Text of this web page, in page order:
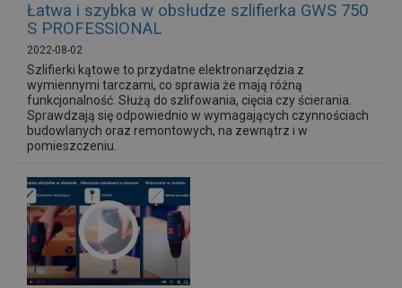
Łatwa i szybka w obsłudze szlifierka GWS 750
S PROFESSIONAL
2022-08-02
Szlifierki kątowe to przydatne elektronarzędzia z
wymiennymi tarczami, co sprawia że mają różną
funkcjonalność. Służą do szlifowania, cięcia czy ścierania.
Sprawdzają się odpowiednio w wymagających czynnościach
budowlanych oraz remontowych, na zewnątrz i w
pomieszczeniu.